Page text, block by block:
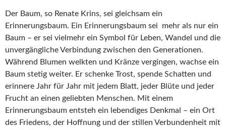
Der Baum, so Renate Krins, sei gleichsam ein
Erinnerungsbaum. Ein Erinnerungsbaum sei mehr als nur ein
Baum – er sei vielmehr ein Symbol für Leben, Wandel und die
unvergängliche Verbindung zwischen den Generationen.
Während Blumen welkten und Kränze vergingen, wachse ein
Baum stetig weiter. Er schenke Trost, spende Schatten und
erinnere Jahr für Jahr mit jedem Blatt, jeder Blüte und jeder
Frucht an einen geliebten Menschen. Mit einem
Erinnerungsbaum entsteh ein lebendiges Denkmal – ein Ort
des Friedens, der Hoffnung und der stillen Verbundenheit mit